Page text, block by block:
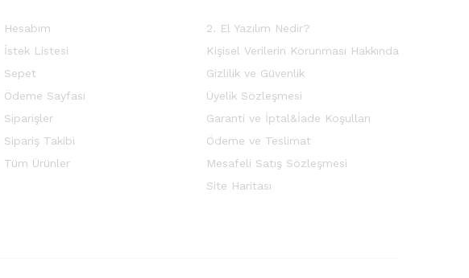
Hesabım
İstek Listesi
Sepet
Ödeme Sayfası
Siparişler
Sipariş Takibi
Tüm Ürünler
2. El Yazılım Nedir?
Kişisel Verilerin Korunması Hakkında
Gizlilik ve Güvenlik
Üyelik Sözleşmesi
Garanti ve İptal&İade Koşulları
Ödeme ve Teslimat
Mesafeli Satış Sözleşmesi
Site Haritası